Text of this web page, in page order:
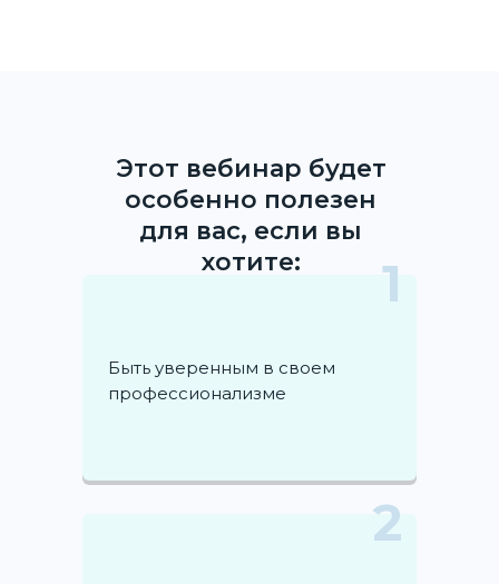
Этот вебинар будет
особенно полезен
для вас, если вы
хотите:
Быть уверенным в своем
профессионализме
1
2